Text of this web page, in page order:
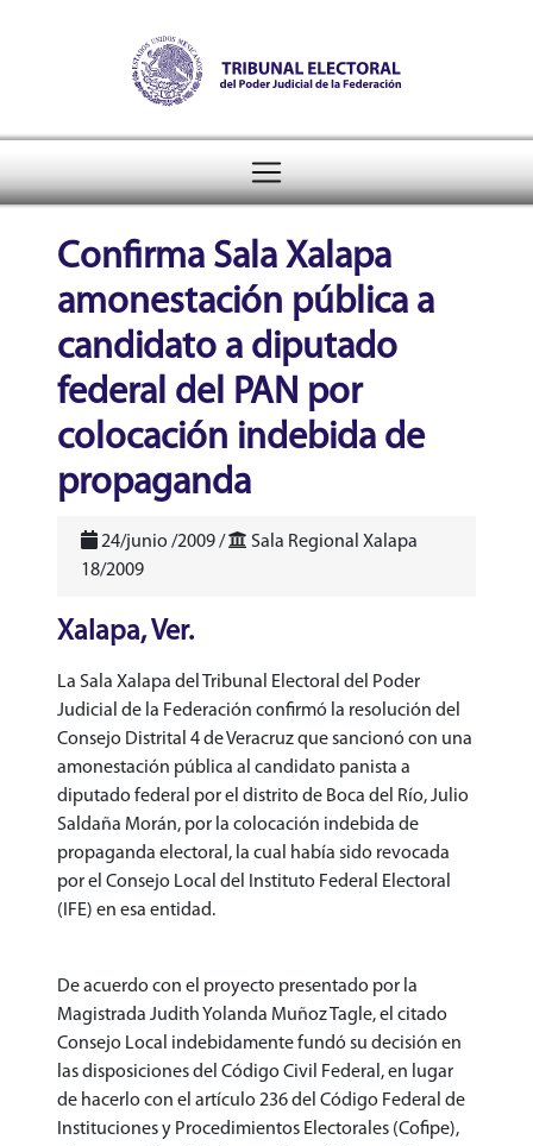
Tribunal Electoral del
header
Confirma Sala Xalapa
amonestación pública a
candidato a diputado
federal del PAN por
colocación indebida de
propaganda
24/junio /2009 /
Sala Regional Xalapa
18/2009
Xalapa, Ver.
La Sala Xalapa del Tribunal Electoral del Poder
Judicial de la Federación confirmó la resolución del
Consejo Distrital 4 de Veracruz que sancionó con una
amonestación pública al candidato panista a
diputado federal por el distrito de Boca del Río, Julio
Saldaña Morán, por la colocación indebida de
propaganda electoral, la cual había sido revocada
por el Consejo Local del Instituto Federal Electoral
(IFE) en esa entidad.
De acuerdo con el proyecto presentado por la
Magistrada Judith Yolanda Muñoz Tagle, el citado
Consejo Local indebidamente fundó su decisión en
las disposiciones del Código Civil Federal, en lugar
de hacerlo con el artículo 236 del Código Federal de
Instituciones y Procedimientos Electorales (Cofipe),